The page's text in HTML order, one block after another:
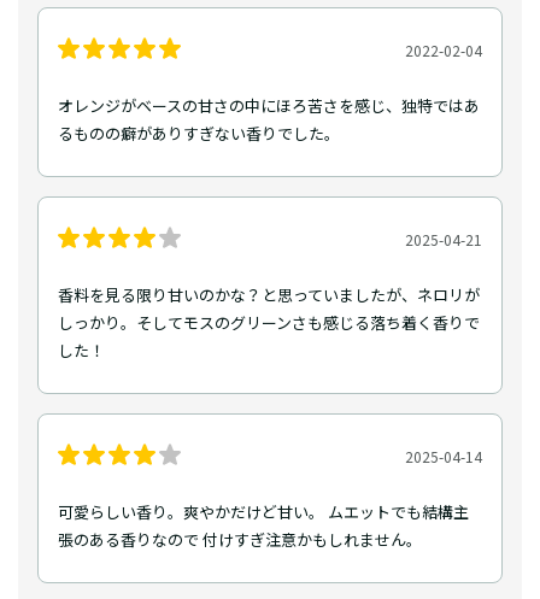
2022-02-04
オレンジがベースの甘さの中にほろ苦さを感じ、独特ではあ
るものの癖がありすぎない香りでした。
2025-04-21
香料を見る限り甘いのかな？と思っていましたが、ネロリが
しっかり。そしてモスのグリーンさも感じる落ち着く香りで
した！
2025-04-14
可愛らしい香り。爽やかだけど甘い。 ムエットでも結構主
張のある香りなので 付けすぎ注意かもしれません。